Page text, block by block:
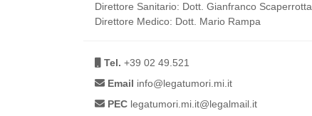
Direttore Sanitario: Dott. Gianfranco Scaperrotta
Direttore Medico: Dott. Mario Rampa
Tel. +39 02 49.521
Email info@legatumori.mi.it
PEC legatumori.mi.it@legalmail.it